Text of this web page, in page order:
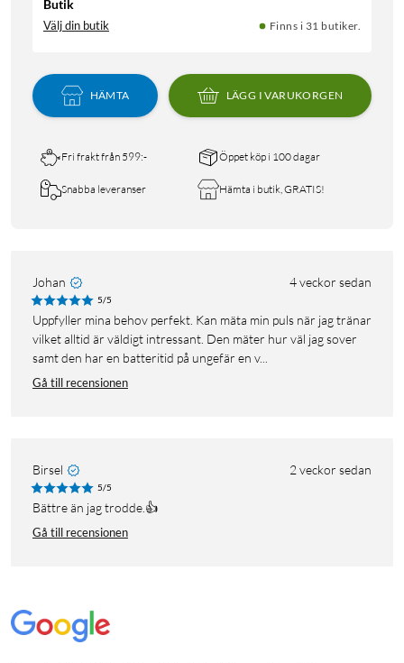
Butik
Välj din butik Finns i 31 butiker.
HÄMTA LÄGG I VARUKORGEN
Fri frakt från 599:- Öppet köp i 100 dagar
Snabba leveranser Hämta i butik, GRATIS!
Johan 4 veckor sedan
5/5
Uppfyller mina behov perfekt. Kan mäta min puls när jag tränar
vilket alltid är väldigt intressant. Den mäter hur väl jag sover
samt den har en batteritid på ungefär en v...
Gå till recensionen
Birsel 2 veckor sedan
5/5
Bättre än jag trodde.👍
Gå till recensionen